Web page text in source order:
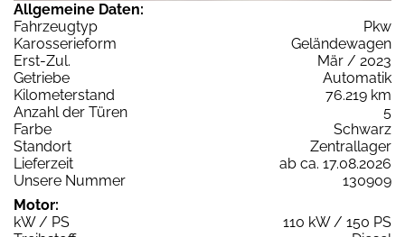
Allgemeine Daten:
Fahrzeugtyp
Pkw
Karosserieform
Geländewagen
Erst-Zul.
Mär / 2023
Getriebe
Automatik
Kilometerstand
76.219 km
Anzahl der Türen
5
Farbe
Schwarz
Standort
Zentrallager
Lieferzeit
ab ca. 17.08.2026
Unsere Nummer
130909
Motor:
kW / PS
110 kW / 150 PS